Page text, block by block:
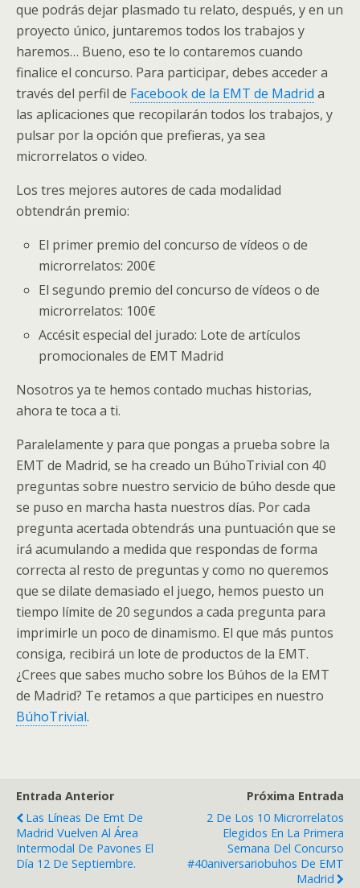
que podrás dejar plasmado tu relato, después, y en un
proyecto único, juntaremos todos los trabajos y
haremos… Bueno, eso te lo contaremos cuando
finalice el concurso. Para participar, debes acceder a
través del perfil de Facebook de la EMT de Madrid a
las aplicaciones que recopilarán todos los trabajos, y
pulsar por la opción que prefieras, ya sea
microrrelatos o video.
Los tres mejores autores de cada modalidad
obtendrán premio:
El primer premio del concurso de vídeos o de
microrrelatos: 200€
El segundo premio del concurso de vídeos o de
microrrelatos: 100€
Accésit especial del jurado: Lote de artículos
promocionales de EMT Madrid
Nosotros ya te hemos contado muchas historias,
ahora te toca a ti.
Paralelamente y para que pongas a prueba sobre la
EMT de Madrid, se ha creado un BúhoTrivial con 40
preguntas sobre nuestro servicio de búho desde que
se puso en marcha hasta nuestros días. Por cada
pregunta acertada obtendrás una puntuación que se
irá acumulando a medida que respondas de forma
correcta al resto de preguntas y como no queremos
que se dilate demasiado el juego, hemos puesto un
tiempo límite de 20 segundos a cada pregunta para
imprimirle un poco de dinamismo. El que más puntos
consiga, recibirá un lote de productos de la EMT.
¿Crees que sabes mucho sobre los Búhos de la EMT
de Madrid? Te retamos a que participes en nuestro
BúhoTrivial.
Entrada Anterior
Las Líneas De Emt De
Madrid Vuelven Al Área
Intermodal De Pavones El
Día 12 De Septiembre.
Próxima Entrada
2 De Los 10 Microrrelatos
Elegidos En La Primera
Semana Del Concurso
#40aniversariobuhos De EMT
Madrid